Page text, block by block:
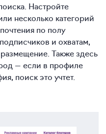
Настройте
несколько категорий
по полу
и охватам,
Также здесь
— если в профиле
поиск это учтет.